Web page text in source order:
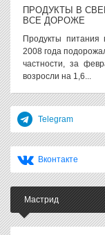
ПРОДУКТЫ В
ВСЕ ДОРОЖЕ
Продукты питания
2008 года
частности, за
возросли на 1,6...
Telegram
Вконтакте
Мастрид